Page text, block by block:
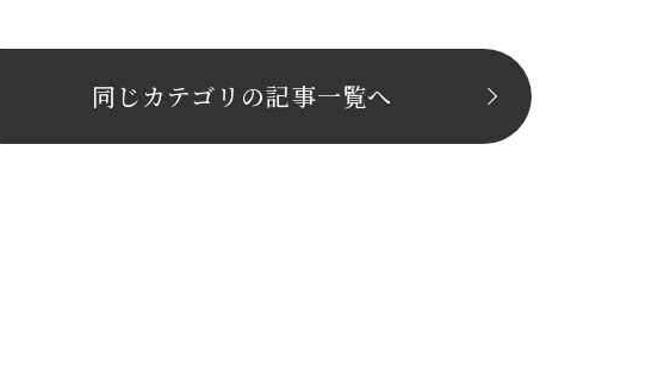
同じカテゴリの記事⼀覧へ